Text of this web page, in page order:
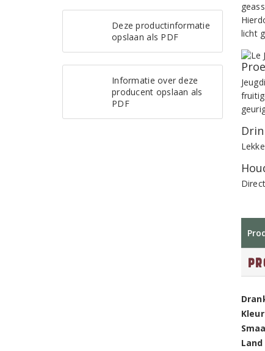
Deze productinformatie
opslaan als PDF
Informatie over deze
producent opslaan als
PDF
licht
Kleur
Land